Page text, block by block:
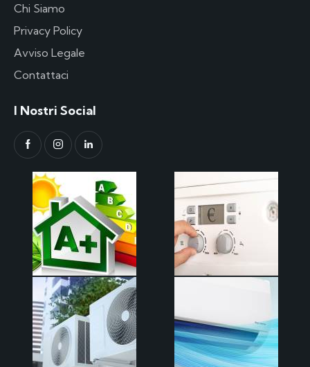
Chi Siamo
Privacy Policy
Avviso Legale
Contattaci
I Nostri Social